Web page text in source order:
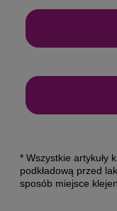
* Wszystkie artykuły
podkładową przed
sposób miejsce